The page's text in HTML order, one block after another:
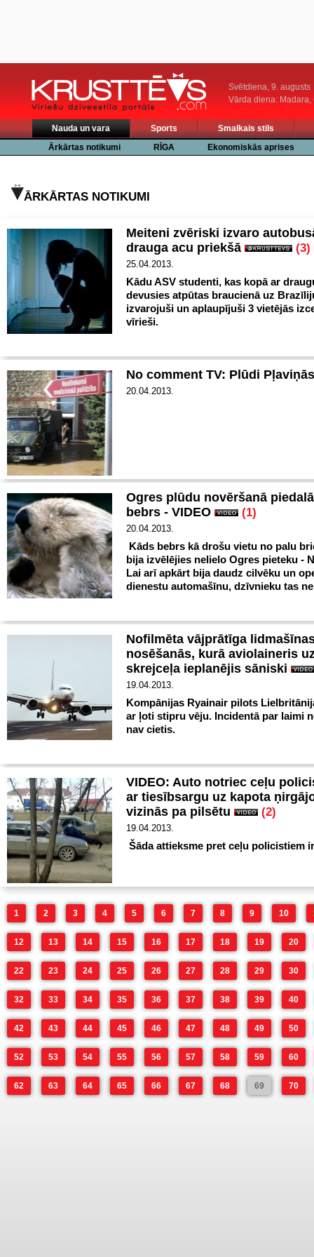
Svētdiena, 9. augusts
Vārda diena: Madara,
Nauda un vara Sports
Smalkais stils
Ārkārtas notikumi
RĪGA Ekonomiskās aprises
ĀRKĀRTAS NOTIKUMI
Meiteni zvēriski izvaro
drauga acu priekšā
(3)
25.04.2013.
Kādu ASV studenti, kas kopā ar
devusies atpūtas braucienā uz
izvarojuši un aplaupījuši 3 vietējās
vīrieši.
No comment TV: Plūdi
20.04.2013.
Ogres plūdu novēršanā
bebrs - VIDEO
(1)
20.04.2013.
Kāds bebrs kā drošu vietu no palu
bija izvēlējies nelielo Ogres pieteku -
Lai arī apkārt bija daudz cilvēku un
dienestu automašīnu, dzīvnieku tas
Nofilmēta vājprātīga
nosēšanās, kurā aviolaineris
skrejceļa ieplanējis sāniski
19.04.2013.
Kompānijas Ryainair pilots
ar ļoti stipru vēju. Incidentā par laimi
nav cietis.
VIDEO: Auto notriec ceļu
ar tiesībsargu uz kapota
vizinās pa pilsētu
(2)
19.04.2013.
Šāda attieksme pret ceļu policistiem
1 2 3 4 5 6 7 8 9 10
12 13 14 15 16 17 18 19 20
22 23 24 25 26 27 28 29 30
32 33 34 35 36 37 38 39 40
42 43 44 45 46 47 48 49 50
52 53 54 55 56 57 58 59 60
62 63 64 65 66 67 68 69 70